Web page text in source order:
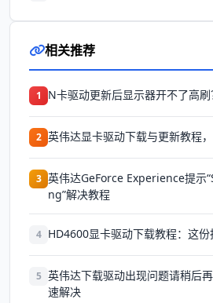
相关推荐
1 N卡驱动更新后显示器开不了高
2 英伟达显卡驱动下载与更新教程
3 英伟达GeForce Experience提
ng”解决教程
4 HD4600显卡驱动下载教程：这
5 英伟达下载驱动出现问题请稍后
速解决